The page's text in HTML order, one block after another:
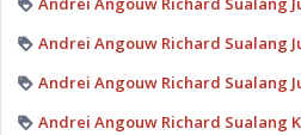
Andrei Angouw Richard Sualang
Andrei Angouw Richard Sualang
Andrei Angouw Richard Sualang